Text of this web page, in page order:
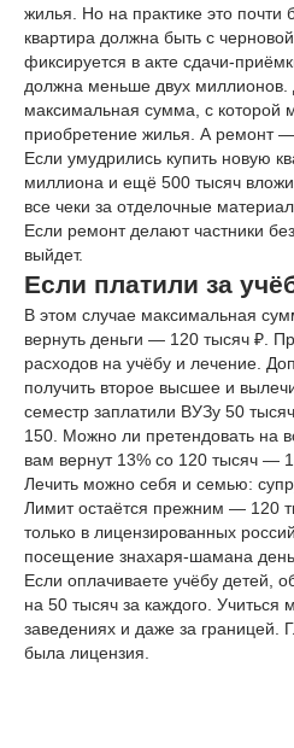
жилья. Но на практике это
квартира должна быть с
фиксируется в акте сдачи-
должна меньше двух
максимальная сумма, с которой
приобретение жилья. А ремонт —
Если умудрились купить новую
миллиона и ещё 500 тысяч
все чеки за отделочные
Если ремонт делают частники
выйдет.
Если платили за
В этом случае максимальная
вернуть деньги — 120 тысяч ₽.
расходов на учёбу и лечение.
получить второе высшее и
семестр заплатили ВУЗу 50
150. Можно ли претендовать на
вам вернут 13% со 120 тысяч —
Лечить можно себя и семью:
Лимит остаётся прежним — 120
только в лицензированных
посещение знахаря-шамана
Если оплачиваете учёбу детей,
на 50 тысяч за каждого. Учиться
заведениях и даже за границей.
была лицензия.